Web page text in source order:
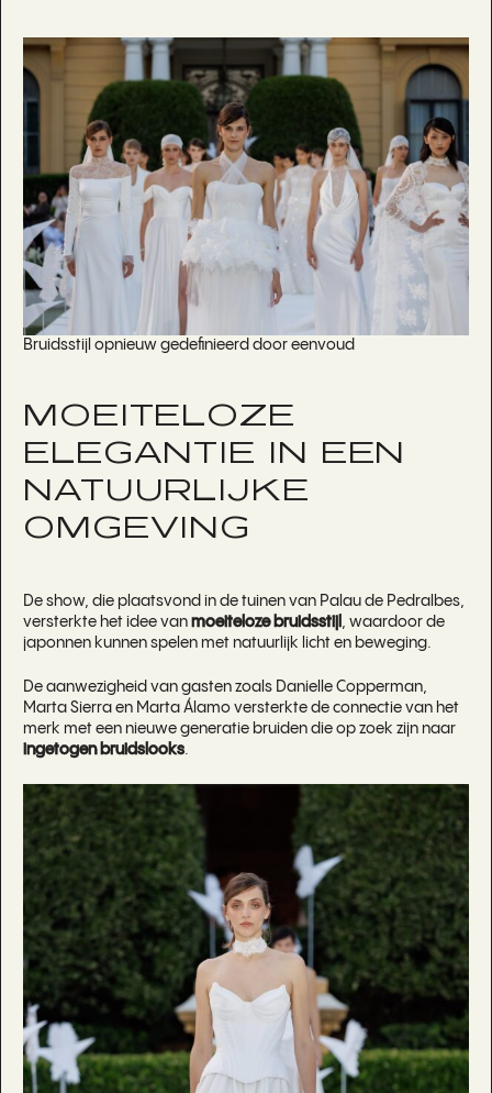
Bruidsstijl opnieuw gedefinieerd door eenvoud
MOEITELOZE
ELEGANTIE IN EEN
NATUURLIJKE
OMGEVING
De show, die plaatsvond in de tuinen van Palau de Pedralbes,
versterkte het idee van moeiteloze bruidsstijl , waardoor de
japonnen kunnen spelen met natuurlijk licht en beweging.
De aanwezigheid van gasten zoals Danielle Copperman,
Marta Sierra en Marta Álamo versterkte de connectie van het
merk met een nieuwe generatie bruiden die op zoek zijn naar
ingetogen bruidslooks.